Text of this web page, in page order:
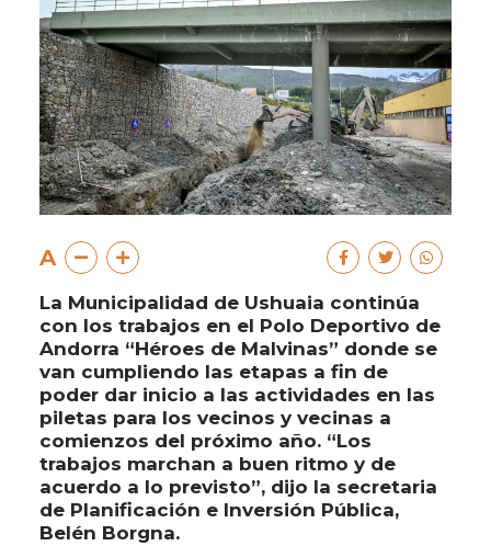
A
La Municipalidad de Ushuaia continúa
con los trabajos en el Polo Deportivo de
Andorra “Héroes de Malvinas” donde se
van cumpliendo las etapas a fin de
poder dar inicio a las actividades en las
piletas para los vecinos y vecinas a
comienzos del próximo año. “Los
trabajos marchan a buen ritmo y de
acuerdo a lo previsto”, dijo la secretaria
de Planificación e Inversión Pública,
Belén Borgna.